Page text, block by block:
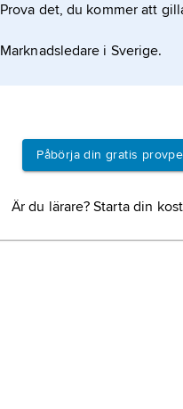
Prova det, du kommer att
Marknadsledare i Sverige.
Påbörja din gratis
Är du lärare? Starta din